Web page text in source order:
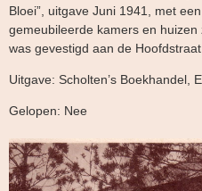
Bloei”, uitgave Juni 1941, met
gemeubileerde kamers en
was gevestigd aan de
Uitgave: Scholten’s Boekhandel,
Gelopen: Nee